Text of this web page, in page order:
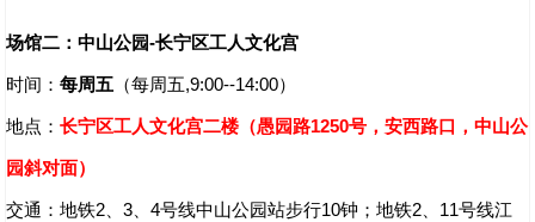
场馆二：中山公园-长宁区工人文化宫
时间： 每周五（每周五,9:00--14:00）
地点： 长宁区工人文化宫二楼（愚园路1250号，安西路口，中山公
园斜对面）
交通：地铁2、3、4号线中山公园站步行10钟；地铁2、11号线江